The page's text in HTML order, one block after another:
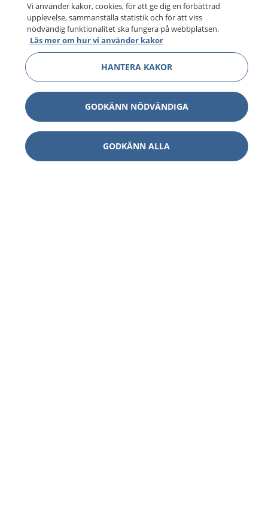
Vi använder kakor, cookies, för att ge dig en förbättrad
upplevelse, sammanställa statistik och för att viss
nödvändig funktionalitet ska fungera på webbplatsen.
Läs mer om hur vi använder kakor
HANTERA KAKOR
GODKÄNN NÖDVÄNDIGA
GODKÄNN ALLA